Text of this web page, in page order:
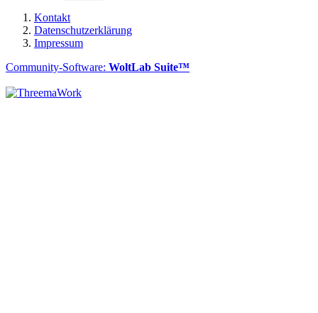
Kontakt
Datenschutzerklärung
Impressum
Community-Software: WoltLab Suite™